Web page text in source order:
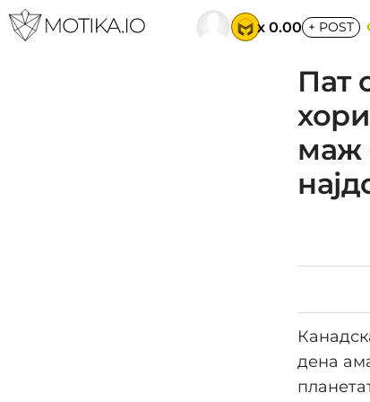
x 0.00 + POST
Пат
маж
дена